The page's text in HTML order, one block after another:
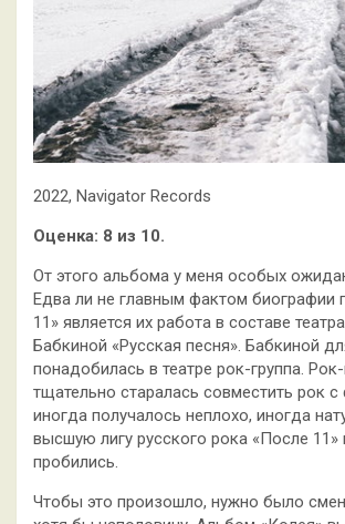
2022, Navigator Records
Оценка: 8 из 10.
От этого альбома у меня особых
Едва ли не главным фактом биографии
11» является их работа в составе
Бабкиной «Русская песня». Бабкиной
понадобилась в театре рок-группа. Рок-
тщательно старалась совместить рок
иногда получалось неплохо, иногда
высшую лигу русского рока «После 11»
пробились.
Чтобы это произошло, нужно было